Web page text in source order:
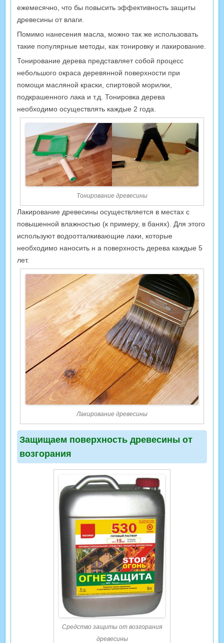
ежемесячно, что бы повысить эффективность защиты
древесины от влаги.
Помимо нанесения масла, можно так же использовать
такие популярные методы, как тонировку и лакирование.
Тонирование дерева представляет собой процесс
небольшого окраса деревянной поверхности при
помощи масляной краски, спиртовой морилки,
подкрашенного лака и т.д. Тонировка дерева
необходимо осуществлять каждые 2 года.
Тонирование древесины
Лакирование древесины осуществляется в местах с
повышенной влажностью (к примеру, в банях). Для этого
используют водоотталкивающие лаки, которые
необходимо наносить н а поверхность дерева каждые 5
лет.
Лакирование древесины
Защищаем поверхность древесины от
возгорания
Средство защиты от возгорания
древесины